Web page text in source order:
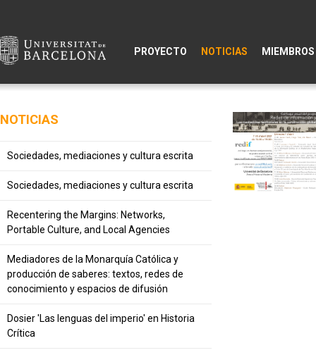
PROYECTO NOTICIAS MIEMBROS
NOTICIAS
Sociedades, mediaciones y cultura escrita
Sociedades, mediaciones y cultura escrita
Recentering the Margins: Networks,
Portable Culture, and Local Agencies
Mediadores de la Monarquía Católica y
producción de saberes: textos, redes de
conocimiento y espacios de difusión
Dosier 'Las lenguas del imperio' en Historia
Crítica